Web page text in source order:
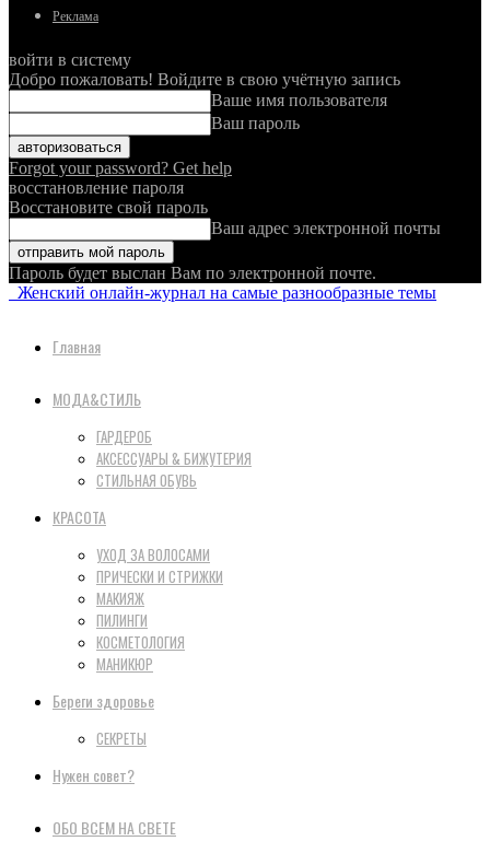
Реклама
войти в систему
Добро пожаловать! Войдите в свою учётную запись
Ваше имя пользователя
Ваш пароль
Forgot your password? Get help
восстановление пароля
Восстановите свой пароль
Ваш адрес электронной почты
Пароль будет выслан Вам по электронной почте.
Женский онлайн-журнал на самые разнообразные темы
Главная
МОДА&СТИЛЬ
ГАРДЕРОБ
АКСЕССУАРЫ & БИЖУТЕРИЯ
СТИЛЬНАЯ ОБУВЬ
КРАСОТА
УХОД ЗА ВОЛОСАМИ
ПРИЧЕСКИ И СТРИЖКИ
МАКИЯЖ
ПИЛИНГИ
КОСМЕТОЛОГИЯ
МАНИКЮР
Береги здоровье
СЕКРЕТЫ
Нужен совет?
ОБО ВСЕМ НА СВЕТЕ